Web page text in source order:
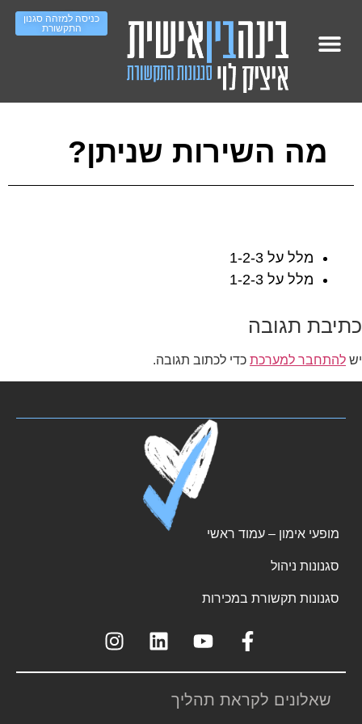
כניסה למזהה סגנון
התקשורת
מה השירות שניתן?
מלל על 1-2-3
מלל על 1-2-3
כתיבת תגובה
יש להתחבר למערכת כדי לכתוב תגובה.
מופעי אימון – עמוד ראשי
סגנונות ניהול
סגנונות תקשורת במכירות
שאלונים לקראת תהליך